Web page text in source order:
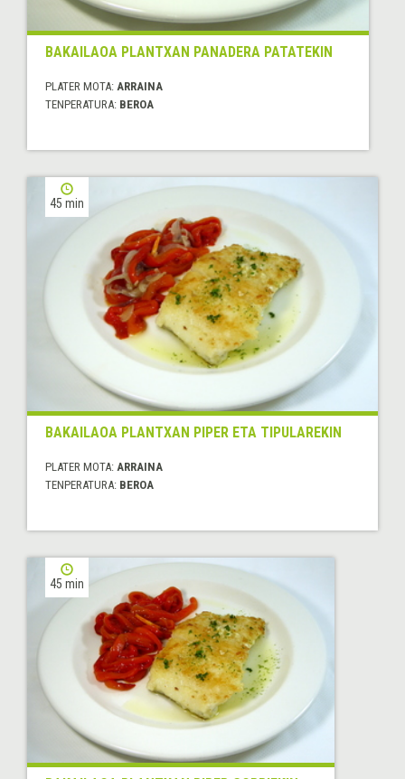
BAKAILAOA PLANTXAN PANADERA PATATEKIN
PLATER MOTA: ARRAINA
TENPERATURA: BEROA
45 min
BAKAILAOA PLANTXAN PIPER ETA TIPULAREKIN
PLATER MOTA: ARRAINA
TENPERATURA: BEROA
45 min